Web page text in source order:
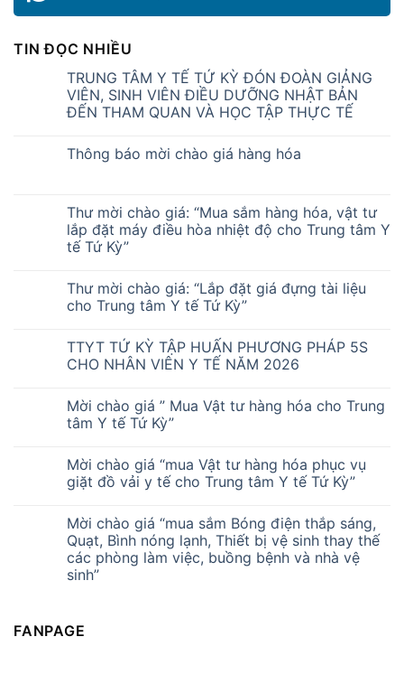
TIN ĐỌC NHIỀU
TRUNG TÂM Y TẾ TỨ KỲ ĐÓN ĐOÀN GIẢNG
VIÊN, SINH VIÊN ĐIỀU DƯỠNG NHẬT BẢN
ĐẾN THAM QUAN VÀ HỌC TẬP THỰC TẾ
Thông báo mời chào giá hàng hóa
Thư mời chào giá: “Mua sắm hàng hóa, vật tư
lắp đặt máy điều hòa nhiệt độ cho Trung tâm Y
tế Tứ Kỳ”
Thư mời chào giá: “Lắp đặt giá đựng tài liệu
cho Trung tâm Y tế Tứ Kỳ”
TTYT TỨ KỲ TẬP HUẤN PHƯƠNG PHÁP 5S
CHO NHÂN VIÊN Y TẾ NĂM 2026
Mời chào giá ” Mua Vật tư hàng hóa cho Trung
tâm Y tế Tứ Kỳ”
Mời chào giá “mua Vật tư hàng hóa phục vụ
giặt đồ vải y tế cho Trung tâm Y tế Tứ Kỳ”
Mời chào giá “mua sắm Bóng điện thắp sáng,
Quạt, Bình nóng lạnh, Thiết bị vệ sinh thay thế
các phòng làm việc, buồng bệnh và nhà vệ
sinh”
FANPAGE